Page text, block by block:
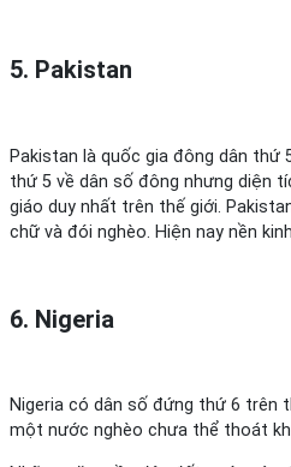
5. Pakistan
Pakistan là quốc gia đông dân
thứ 5 về dân số đông nhưng diện
giáo duy nhất trên thế giới.
chữ và đói nghèo. Hiện nay nền
6. Nigeria
Nigeria có dân số đứng thứ 6 trên
một nước nghèo chưa thể thoát